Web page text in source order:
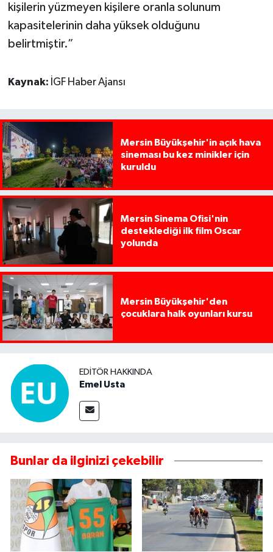
kişilerin yüzmeyen kişilere oranla solunum
kapasitelerinin daha yüksek olduğunu
belirtmiştir.”
Kaynak: İGF Haber Ajansı
Mersin Büyükşehir'in açık hava
sineması bu kez minikler için
kuruldu
Mersin Sinema Ofisi'nin
desteklediği ilk film Oscar
yolunda
Mersin Büyükşehir'den
çocuklara halk oyunları kursu
EDITÖR HAKKINDA
Emel Usta
Bunlar da ilginizi çekebilir